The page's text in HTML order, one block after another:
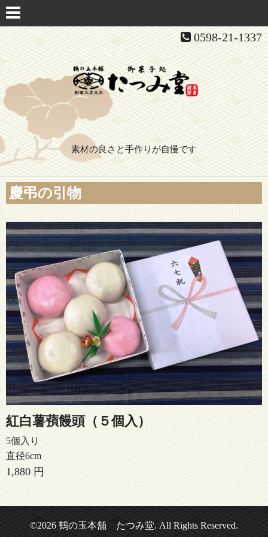
0598-21-1337
素材の良さと手作りが自慢です
慶弔の引物
紅白薯蕷饅頭（５個入）
5個入り
直径6cm
1,880 円
©2026 鶴の玉本舗 たつみ堂. All Rights Reserved.